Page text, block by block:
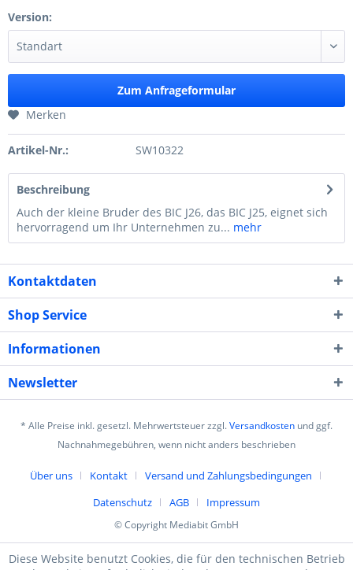
Version:
Zum Anfrageformular
Merken
Artikel-Nr.: SW10322
Beschreibung
Auch der kleine Bruder des BIC J26, das BIC J25, eignet sich
hervorragend um Ihr Unternehmen zu... mehr
Kontaktdaten
Shop Service
Informationen
Newsletter
* Alle Preise inkl. gesetzl. Mehrwertsteuer zzgl.Versandkosten und ggf.
Nachnahmegebühren, wenn nicht anders beschrieben
Über uns Kontakt
Versand und Zahlungsbedingungen
Datenschutz
AGB Impressum
© Copyright Mediabit GmbH
Diese Website benutzt Cookies, die für den technischen Betrieb